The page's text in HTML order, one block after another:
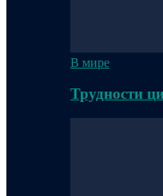
В мире
Трудности